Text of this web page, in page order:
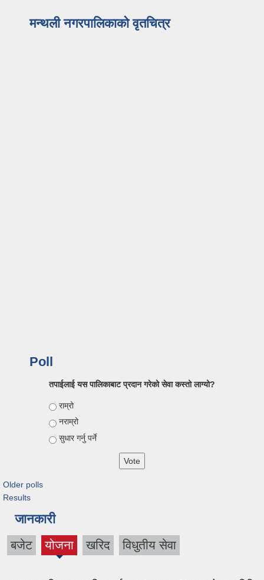
मन्थली नगरपालिकाको वृतचित्र
Poll
तपाईलाई यस पालिकाबाट प्रदान गरेको सेवा कस्तो लाग्यो?
Choices
राम्रो
नराम्रो
सुधार गर्नु पर्ने
Older polls
Results
जानकारी
बजेट योजना खरिद विधुतीय सेवा